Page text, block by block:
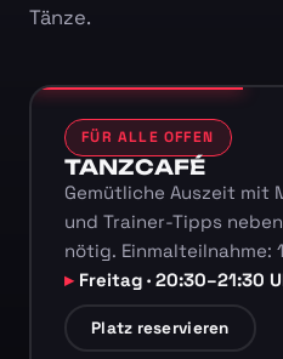
Tänze.
FÜR ALLE OFFEN
TANZCAFÉ
Gemütliche Auszeit mit
und Trainer-Tipps
nötig. Einmalteilnahme:
Freitag · 20:30–21:30
Platz reservieren